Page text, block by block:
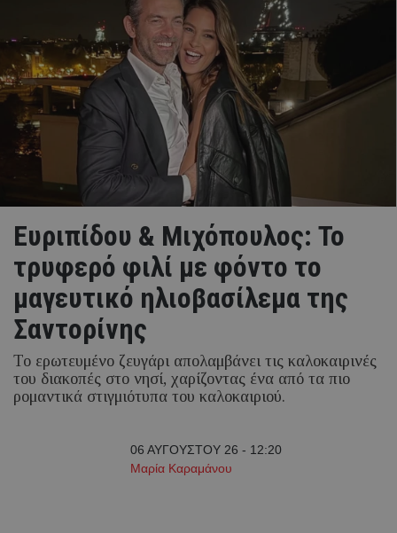
Ευριπίδου & Μιχόπουλος: Το
τρυφερό φιλί με φόντο το
μαγευτικό ηλιοβασίλεμα της
Σαντορίνης
Το ερωτευμένο ζευγάρι απολαμβάνει τις καλοκαιρινές
του διακοπές στο νησί, χαρίζοντας ένα από τα πιο
ρομαντικά στιγμιότυπα του καλοκαιριού.
06 ΑΥΓΟΥΣΤΟΥ 26 - 12:20
Μαρία Καραμάνου